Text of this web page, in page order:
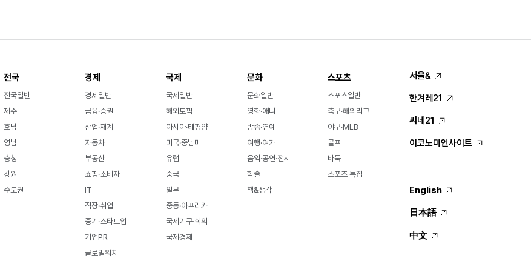
전국
전국일반
제주
호남
영남
충청
강원
수도권
경제
경제일반
금융·증권
산업·재계
자동차
부동산
쇼핑·소비자
IT
직장·취업
중기·스타트업
기업PR
글로벌워치
국제
국제일반
해외토픽
아시아·태평양
미국·중남미
유럽
중국
일본
중동·아프리카
국제기구·회의
국제경제
문화
문화일반
영화·애니
방송·연예
여행·여가
음악·공연·전시
학술
책&생각
스포츠
스포츠일반
축구·해외리그
야구·MLB
골프
바둑
스포츠 특집
서울&
한겨레21
씨네21
이코노미인사이트
English
日本語
中文